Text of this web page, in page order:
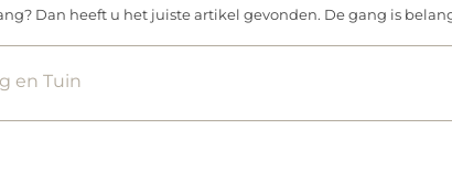
Dan heeft u het juiste artikel gevonden. De gang is
en Tuin